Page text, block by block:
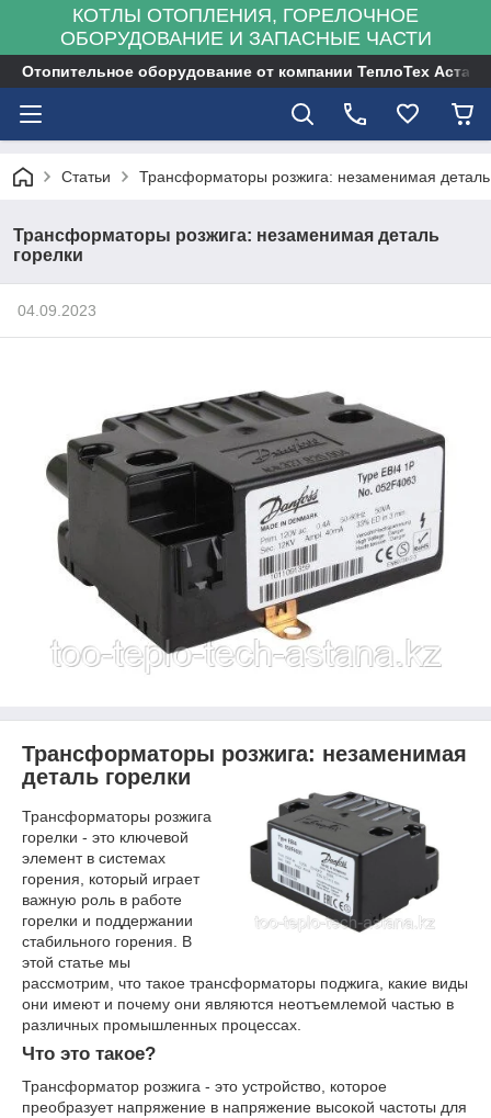
КОТЛЫ ОТОПЛЕНИЯ, ГОРЕЛОЧНОЕ
ОБОРУДОВАНИЕ И ЗАПАСНЫЕ ЧАСТИ
Отопительное оборудование от компании ТеплоТех Астана
Статьи Трансформаторы розжига: незаменимая деталь
Трансформаторы розжига: незаменимая деталь
горелки
04.09.2023
Трансформаторы розжига: незаменимая
деталь горелки
Трансформаторы розжига
горелки - это ключевой
элемент в системах
горения, который играет
важную роль в работе
горелки и поддержании
стабильного горения. В
этой статье мы
рассмотрим, что такое трансформаторы поджига, какие виды
они имеют и почему они являются неотъемлемой частью в
различных промышленных процессах.
Что это такое?
Трансформатор розжига - это устройство, которое
преобразует напряжение в напряжение высокой частоты для